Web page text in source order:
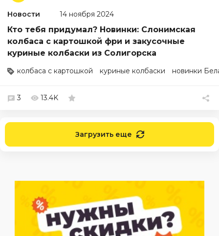
Новости 14 ноября 2024
Кто тебя придумал? Новинки: Слонимская
колбаса с картошкой фри и закусочные
куриные колбаски из Солигорска
колбаса с картошкой куриные колбаски новинки
3 13.4K
Загрузить еще